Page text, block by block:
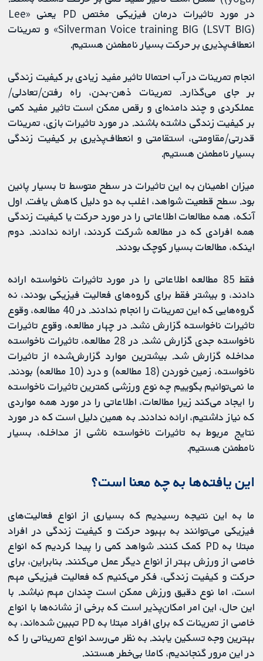
در مورد تاثیرات درمان فیزیکی مختص PD یعنی «Lee
Silverman Voice training BIG (LSVT BIG)» و تمرینات
انعطاف‌پذیری بر حرکت بسیار نامطمئن هستیم.
انجام تمرینات در آب احتمالا تاثیر مفید زیادی بر کیفیت زندگی
بر جای می‌گذارد. تمرینات ذهن-بدن، راه رفتن/تعادلی/
عملکردی و چند دامنه‌ای و رقص ممکن است تاثیر مفید کمی
بر کیفیت زندگی داشته باشند. در مورد تاثیرات بازی، تمرینات
قدرتی/مقاومتی، استقامتی و انعطاف‌پذیری بر کیفیت زندگی
بسیار نامطمئن هستیم.
میزان اطمینان به این تاثیرات در سطح متوسط تا بسیار پائین
بود. سطح قطعیت شواهد، اغلب به دو دلیل کاهش یافت. اول
آنکه، همه مطالعات اطلاعاتی را در مورد حرکت یا کیفیت زندگی
همه افرادی که در مطالعه شرکت کردند، ارائه ندادند. دوم
اینکه، مطالعات بسیار کوچک بودند.
فقط 85 مطالعه اطلاعاتی را در مورد تاثیرات ناخواسته ارائه
دادند، و بیشتر فقط برای گروه‌های فعالیت فیزیکی بودند، نه
گروه‌هایی که این تمرینات را انجام ندادند. در 40 مطالعه، وقوع
تاثیرات ناخواسته گزارش نشد. در چهار مطالعه، وقوع تاثیرات
ناخواسته جدی گزارش نشد. در 28 مطالعه، تاثیرات ناخواسته
مداخله گزارش شد. بیشترین موارد گزارش‌شده از تاثیرات
ناخواسته، زمین خوردن (18 مطالعه) و درد (10 مطالعه) بودند.
ما نمی‌توانیم بگوییم چه نوع ورزشی کمترین تاثیرات ناخواسته
را ایجاد می‌کند زیرا مطالعات، اطلاعاتی را در مورد همه مواردی
که نیاز داشتیم، ارائه ندادند‌. به همین دلیل است که در مورد
نتایج مربوط به تاثیرات ناخواسته ناشی از مداخله، بسیار
نامطمئن هستیم.
این یافته‌ها به چه معنا است؟
ما به این نتیجه رسیدیم که بسیاری از انواع فعالیت‌های
فیزیکی می‌توانند به بهبود حرکت و کیفیت زندگی در افراد
مبتلا به PD کمک کنند. شواهد کمی را پیدا کردیم که انواع
خاصی از ورزش بهتر از انواع دیگر عمل می‌کنند. بنابراین، برای
حرکت و کیفیت زندگی، فکر می‌کنیم که فعالیت‌ فیزیکی مهم
است، اما نوع دقیق ورزش ممکن است چندان مهم نباشد. با
این حال، این امر امکان‌پذیر است که برخی از نشانه‌ها با انواع
خاصی از تمرینات که برای افراد مبتلا به PD تببین شده‌اند، به
بهترین وجه تسکین یابند. به نظر می‌رسد انواع تمریناتی را که
در این مرور گنجاندیم، کاملا بی‌خطر هستند.